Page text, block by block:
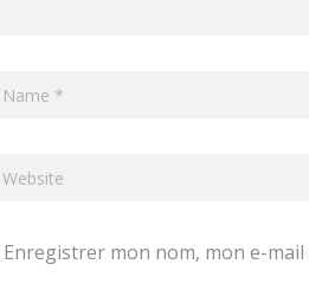
Enregistrer mon nom, mon e-